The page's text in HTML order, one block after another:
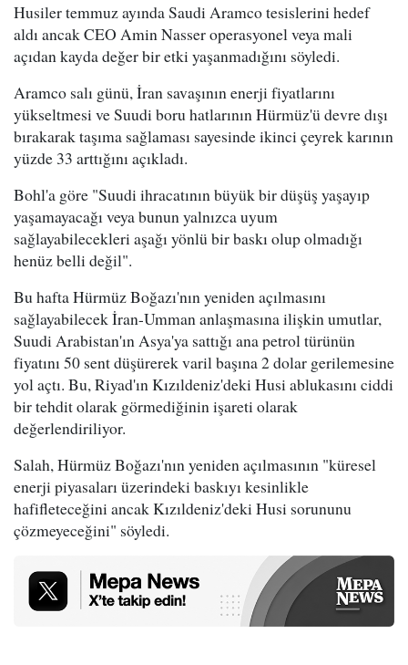
Husiler temmuz ayında Saudi Aramco tesislerini hedef
aldı ancak CEO Amin Nasser operasyonel veya mali
açıdan kayda değer bir etki yaşanmadığını söyledi.
Aramco salı günü, İran savaşının enerji fiyatlarını
yükseltmesi ve Suudi boru hatlarının Hürmüz'ü devre dışı
bırakarak taşıma sağlaması sayesinde ikinci çeyrek karının
yüzde 33 arttığını açıkladı.
Bohl'a göre "Suudi ihracatının büyük bir düşüş yaşayıp
yaşamayacağı veya bunun yalnızca uyum
sağlayabilecekleri aşağı yönlü bir baskı olup olmadığı
henüz belli değil".
Bu hafta Hürmüz Boğazı'nın yeniden açılmasını
sağlayabilecek İran-Umman anlaşmasına ilişkin umutlar,
Suudi Arabistan'ın Asya'ya sattığı ana petrol türünün
fiyatını 50 sent düşürerek varil başına 2 dolar gerilemesine
yol açtı. Bu, Riyad'ın Kızıldeniz'deki Husi ablukasını ciddi
bir tehdit olarak görmediğinin işareti olarak
değerlendiriliyor.
Salah, Hürmüz Boğazı'nın yeniden açılmasının "küresel
enerji piyasaları üzerindeki baskıyı kesinlikle
hafifleteceğini ancak Kızıldeniz'deki Husi sorununu
çözmeyeceğini" söyledi.